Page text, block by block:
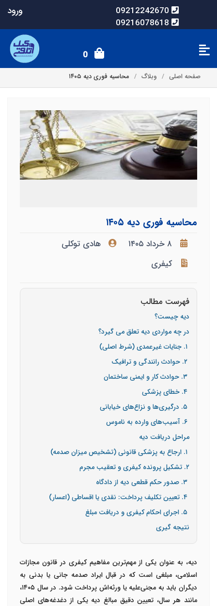
09212242670
09216078618
ورود
0
صفحه اصلی وبلاگ محاسیه فوری دیه ۱۴۰۵
محاسیه فوری دیه ۱۴۰۵
۸ خرداد ۱۴۰۵
هادی توکلی
کیفری
فهرست مطالب
دیه چیست؟
در چه مواردی دیه تعلق می گیرد؟
مراحل دریافت دیه
۲. تشکیل پرونده کیفری و تعقیب مجرم
نتیجه گیری
دیه، به عنوان یکی از مهم‌ترین مفاهیم کیفری در قانون مجازات
اسلامی، مبلغی است که در قبال ایراد صدمه جانی یا بدنی به
دیگران باید به مجنی‌علیه یا ورثه‌اش پرداخت شود. در سال ۱۴۰۵،
مانند هر سال، تعیین دقیق مبالغ دیه یکی از دغدغه‌های اصلی